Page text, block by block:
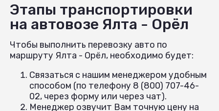
Этапы транспортировки
на автовозе Ялта - Орёл
Чтобы выполнить перевозку авто по
маршруту Ялта - Орёл, необходимо будет:
Связаться с нашим менеджером удобным
способом (по телефону 8 (800) 707-46-
02, через форму или через чат).
Менеджер озвучит Вам точную цену на